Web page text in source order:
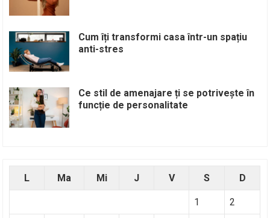
Cum îți transformi casa într-un spațiu
anti-stres
Ce stil de amenajare ți se potrivește în
funcție de personalitate
L Ma Mi J V S D
1 2